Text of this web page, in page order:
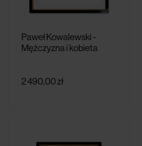
Paweł Kowalewski -
Mężczyzna i kobieta
2 490,00 zł